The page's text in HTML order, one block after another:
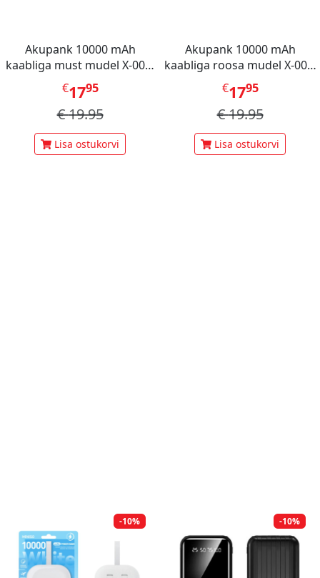
Akupank 10000 mAh
kaabliga must mudel X-001,
Mini Berry
€1795
€19.95
Lisa ostukorvi
Akupank 10000 mAh
kaabliga roosa mudel X-001,
Mini Berry
€1795
€19.95
Lisa ostukorvi
-10% -10%